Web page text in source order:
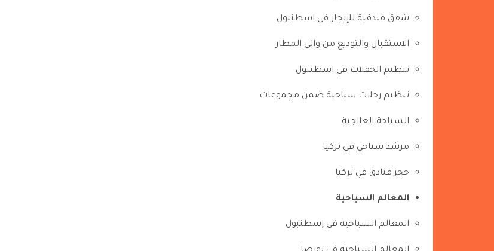
شقق فندقية للإيجار في اسطنبول
الاستقبال والتوديع من والى المطار
تنظيم الحفلات في اسطنبول
تنظيم رحلات سياحية ضمن مجموعات
السياحة العلاجية
مرشد سياحي في تركيا
حجز فنادق في تركيا
المعالم السياحية
المعالم السياحية في إسطنبول